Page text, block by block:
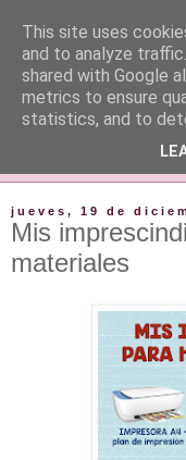
jueves, 19 de
Mis
materiales
This site uses
and to analyze
shared with Google
metrics to ensure
statistics, and to